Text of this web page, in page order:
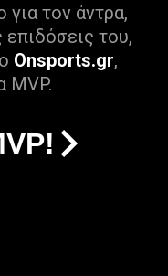
για τον άντρα,
επιδόσεις του,
Onsports.gr,
MVP.